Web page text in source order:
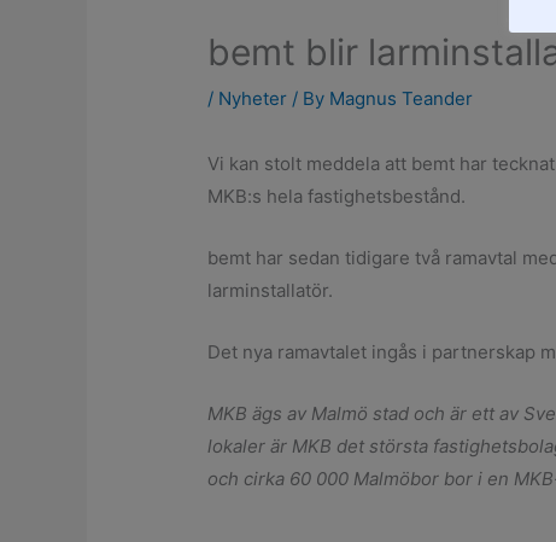
bemt blir
/ Nyheter / By Magnus Teander
Vi kan stolt meddela att bemt har
MKB:s hela fastighetsbestånd.
bemt har sedan tidigare två ramavtal
larminstallatör.
Det nya ramavtalet ingås i partnerskap
MKB ägs av Malmö stad och är ett av
lokaler är MKB det största
och cirka 60 000 Malmöbor bor i en